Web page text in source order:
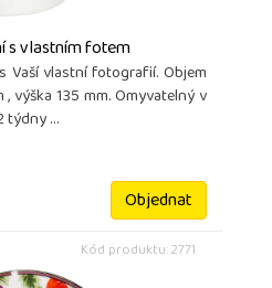
s vlastním fotem
Vaší vlastní fotografií. Objem
výška 135 mm. Omyvatelný v
týdny ...
Objednat
Kód produktu: 2771